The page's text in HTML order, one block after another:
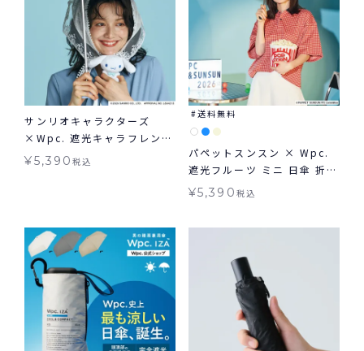
サンリオキャラクターズ
×Wpc. 遮光キャラフレンズ
ミニ 日傘 折りたたみ 晴雨兼
¥5,390税込
送料無料
パペットスンスン × Wpc.
遮光フルーツ ミニ 日傘 折り
たたみ 晴雨兼用 ギフト対象
¥5,390 税込